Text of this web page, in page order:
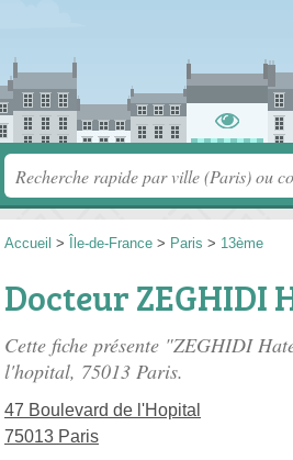
Accueil > Île-de-France > Paris > 13ème
Docteur ZEGHIDI
Cette fiche présente "ZEGHIDI
l'hopital, 75013 Paris.
47 Boulevard de l'Hopital
75013 Paris